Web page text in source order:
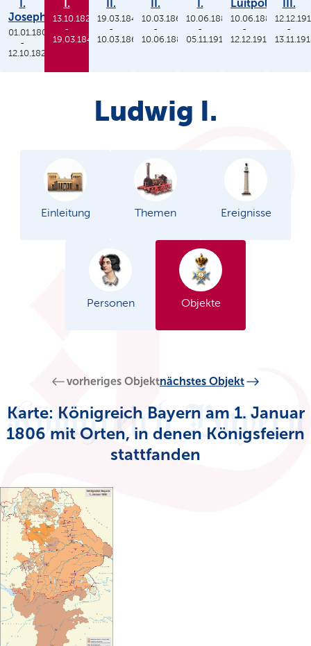
I.
Joseph
01.01.1806
-
12.10.1825
I.
13.10.1825
-
19.03.1848
II.
19.03.1848
-
10.03.1864
II.
10.03.1864
-
10.06.1886
I.
10.06.1886
-
05.11.1913
Luitpold
10.06.1886
-
12.12.1912
III.
-
Ludwig I.
Einleitung Themen Ereignisse
Personen Objekte
vorheriges Objektnächstes Objekt
Karte: Königreich Bayern am 1. Januar
1806 mit Orten, in denen Königsfeiern
stattfanden